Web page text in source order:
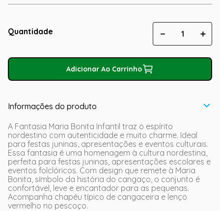
Quantidade ＋
－
Adicionar Ao Carrinho
Informações do produto
A Fantasia Maria Bonita Infantil traz o espírito
nordestino com autenticidade e muito charme. Ideal
para festas juninas, apresentações e eventos culturais.
Essa fantasia é uma homenagem à cultura nordestina,
perfeita para festas juninas, apresentações escolares e
eventos folclóricos. Com design que remete à Maria
Bonita, símbolo da história do cangaço, o conjunto é
confortável, leve e encantador para as pequenas.
Acompanha chapéu típico de cangaceira e lenço
vermelho no pescoço.